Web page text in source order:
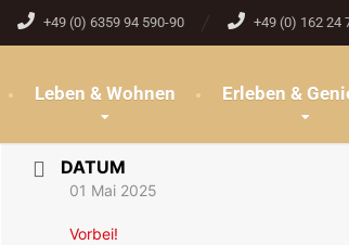
+49 (0) 6359 94 590-90 +49 (0) 162 24
Leben & Wohnen Erleben &
DATUM
01 Mai 2025
Vorbei!